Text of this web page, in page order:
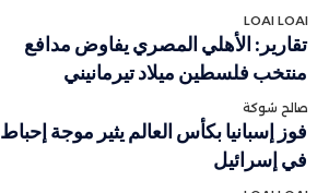
LOAI LOAI
تقارير: الأهلي المصري يفاوض مدافع
منتخب فلسطين ميلاد تيرمانيني
صالح شوكة
فوز إسبانيا بكأس العالم يثير موجة إحباط
في إسرائيل